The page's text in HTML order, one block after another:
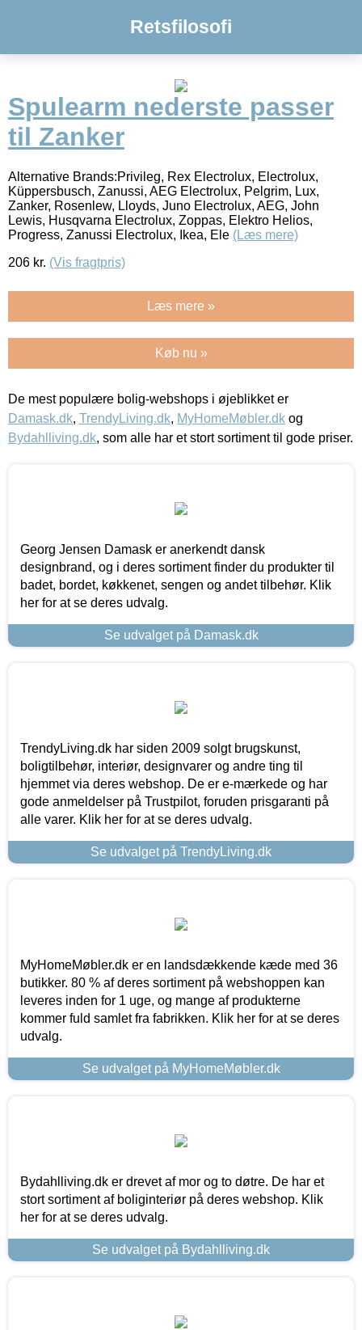
Retsfilosofi
Spulearm nederste passer
til Zanker
Alternative Brands:Privileg, Rex Electrolux, Electrolux,
Küppersbusch, Zanussi, AEG Electrolux, Pelgrim, Lux,
Zanker, Rosenlew, Lloyds, Juno Electrolux, AEG, John
Lewis, Husqvarna Electrolux, Zoppas, Elektro Helios,
Progress, Zanussi Electrolux, Ikea, Ele (Læs mere)
206 kr. (Vis fragtpris)
Læs mere »
Køb nu »
De mest populære bolig-webshops i øjeblikket er
Damask.dk, TrendyLiving.dk, MyHomeMøbler.dk og
Bydahlliving.dk, som alle har et stort sortiment til gode priser.
Georg Jensen Damask er anerkendt dansk
designbrand, og i deres sortiment finder du produkter til
badet, bordet, køkkenet, sengen og andet tilbehør. Klik
her for at se deres udvalg.
Se udvalget på Damask.dk
TrendyLiving.dk har siden 2009 solgt brugskunst,
boligtilbehør, interiør, designvarer og andre ting til
hjemmet via deres webshop. De er e-mærkede og har
gode anmeldelser på Trustpilot, foruden prisgaranti på
alle varer. Klik her for at se deres udvalg.
Se udvalget på TrendyLiving.dk
MyHomeMøbler.dk er en landsdækkende kæde med 36
butikker. 80 % af deres sortiment på webshoppen kan
leveres inden for 1 uge, og mange af produkterne
kommer fuld samlet fra fabrikken. Klik her for at se deres
udvalg.
Se udvalget på MyHomeMøbler.dk
Bydahlliving.dk er drevet af mor og to døtre. De har et
stort sortiment af boliginteriør på deres webshop. Klik
her for at se deres udvalg.
Se udvalget på Bydahlliving.dk